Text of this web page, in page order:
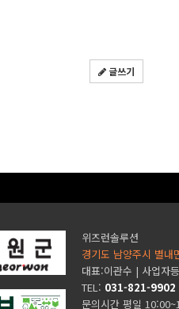
글쓰기
위즈런솔루션
경기도 남양주시 별내
대표:이관수 | 사업자
TEL: 031-821-9902
문의시간 평일